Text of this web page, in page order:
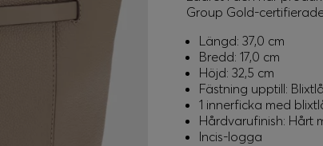
Group Gold-
Längd: 37,0 cm
Bredd: 17,0 cm
Höjd: 32,5 cm
Fästning upptill:
1 innerficka med
Hårdvarufinish: Hårt
Incis-logga